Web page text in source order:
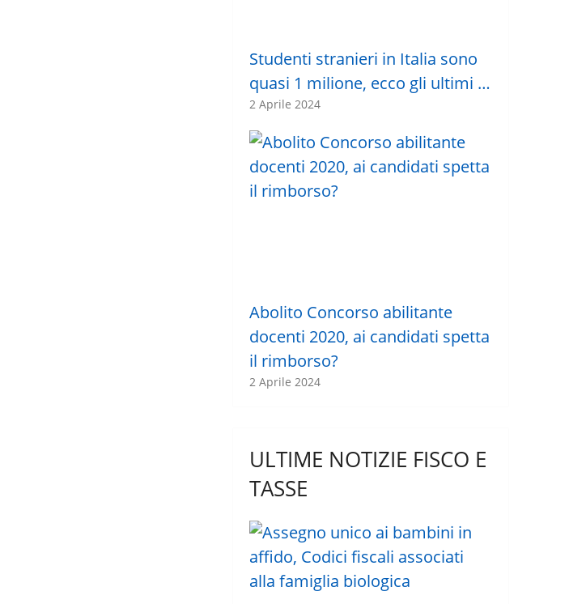
Studenti stranieri in Italia sono
quasi 1 milione, ecco gli ultimi …
2 Aprile 2024
Abolito Concorso abilitante
docenti 2020, ai candidati spetta
il rimborso?
2 Aprile 2024
ULTIME NOTIZIE FISCO E
TASSE